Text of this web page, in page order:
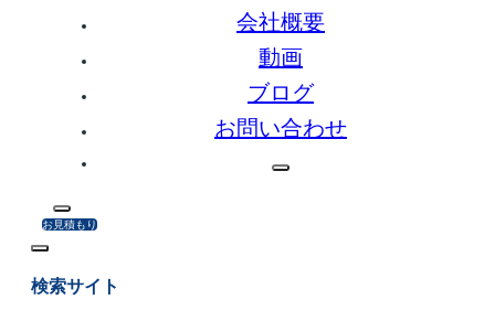
会社概要
動画
ブログ
お問い合わせ
お見積もり
検索サイト